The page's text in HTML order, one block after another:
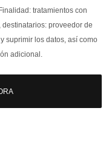
tratamientos con
proveedor de
suprimir los datos, así como
adicional.